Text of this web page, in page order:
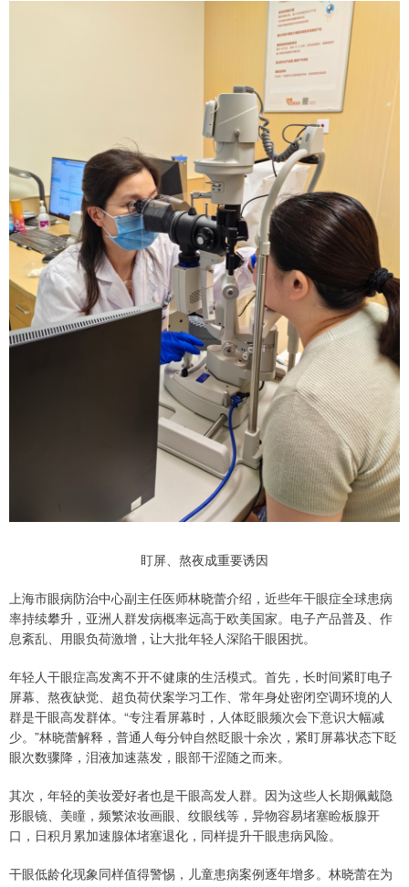
盯屏、熬夜成重要诱因
上海市眼病防治中心副主任医师林晓蕾介绍，近些年干眼症全球患病
率持续攀升，亚洲人群发病概率远高于欧美国家。电子产品普及、作
息紊乱、用眼负荷激增，让大批年轻人深陷干眼困扰。
年轻人干眼症高发离不开不健康的生活模式。首先，长时间紧盯电子
屏幕、熬夜缺觉、超负荷伏案学习工作、常年身处密闭空调环境的人
群是干眼高发群体。“专注看屏幕时，人体眨眼频次会下意识大幅减
少。”林晓蕾解释，普通人每分钟自然眨眼十余次，紧盯屏幕状态下眨
眼次数骤降，泪液加速蒸发，眼部干涩随之而来。
其次，年轻的美妆爱好者也是干眼高发人群。因为这些人长期佩戴隐
形眼镜、美瞳，频繁浓妆画眼、纹眼线等，异物容易堵塞睑板腺开
口，日积月累加速腺体堵塞退化，同样提升干眼患病风险。
干眼低龄化现象同样值得警惕，儿童患病案例逐年增多。林晓蕾在为